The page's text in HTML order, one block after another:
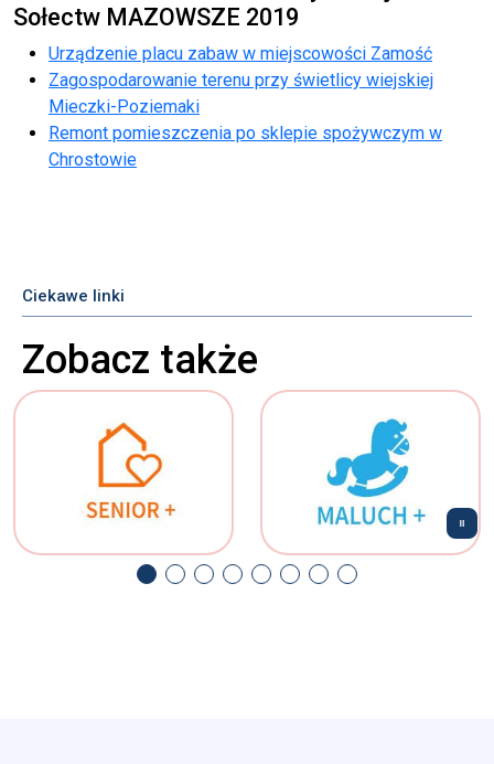
Sołectw MAZOWSZE 2019
Urządzenie placu zabaw w miejscowości Zamość
Zagospodarowanie terenu przy świetlicy wiejskiej
Mieczki-Poziemaki
Remont pomieszczenia po sklepie spożywczym w
Chrostowie
Ciekawe linki
Zobacz także